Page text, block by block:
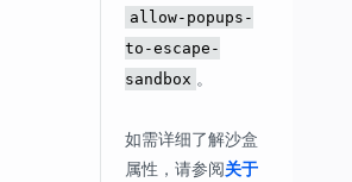
allow-popups-
to-escape-
sandbox 。
如需详细了解沙盒
属性，请参阅关于